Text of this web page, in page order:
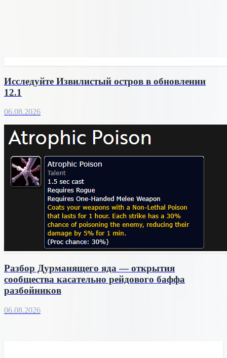
Исследуйте Извилистый остров в обновлении
12.1
06.08.2026
Разбор Дурманящего яда — открытия
сообщества касательно рейдового баффа
разбойников
06.08.2026